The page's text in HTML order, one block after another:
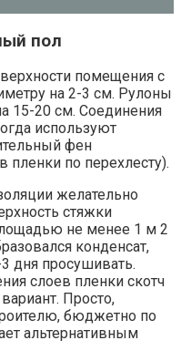
пол
помещения с
на 2-3 см. Рулоны
15-20 см. Соединения
используют
фен
пленки по перехлесту).
желательно
стяжки
не менее 1 м 2
конденсат,
дня просушивать.
слоев пленки скотч
Просто,
бюджетно по
альтернативным